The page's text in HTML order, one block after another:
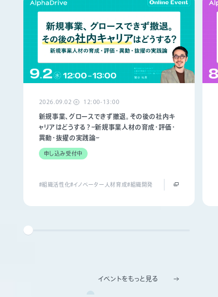
2026.09.02 水 12:00-13:00
新規事業、グロースできず撤退。その後の社内キ
ャリアはどうする？~新規事業人材の育成・評価・
異動・抜擢の実践論~
申し込み受付中
#組織活性化#イノベーター人材育成#組織開発
イベントをもっと見る